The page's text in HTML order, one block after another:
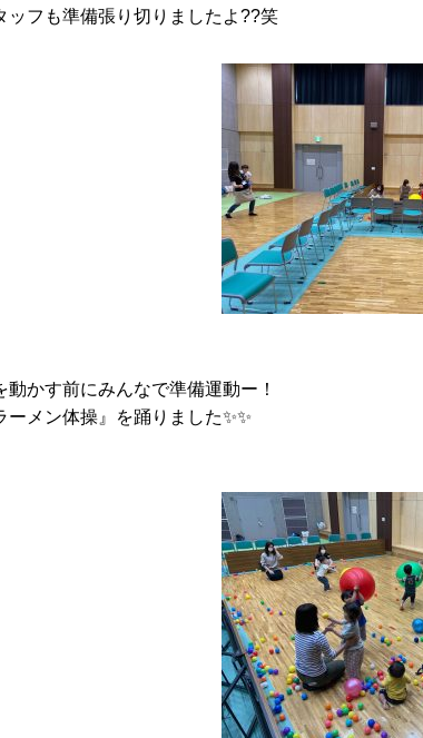
ッフも準備張り切りましたよ??笑
動かす前にみんなで準備運動ー！
ーメン体操』を踊りました✨✨